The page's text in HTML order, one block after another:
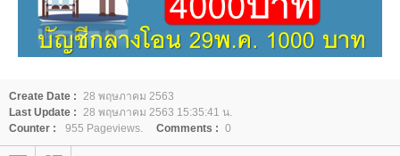
Create Date :
28 พฤษภาคม 2563
Last Update :
28 พฤษภาคม 2563 15:35:41 น.
Counter :
955 Pageviews. Comments : 0